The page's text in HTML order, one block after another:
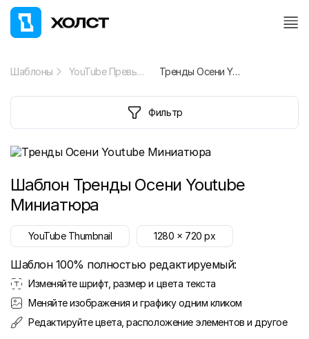
Шаблоны YouTube Превью Тренды Осени Youtube Миниатюра
Фильтр
Шаблон Тренды Осени Youtube
Миниатюра
YouTube Thumbnail 1280 x 720 px
Шаблон 100% полностью редактируемый:
Изменяйте шрифт, размер и цвета текста
Меняйте изображения и графику одним кликом
Редактируйте цвета, расположение элементов и другое